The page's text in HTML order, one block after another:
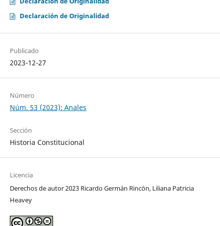
Declaración de Originalidad
Publicado
2023-12-27
Número
Núm. 53 (2023): Anales
Sección
Historia Constitucional
Licencia
Derechos de autor 2023 Ricardo Germán Rincón, Liliana Patricia
Heavey